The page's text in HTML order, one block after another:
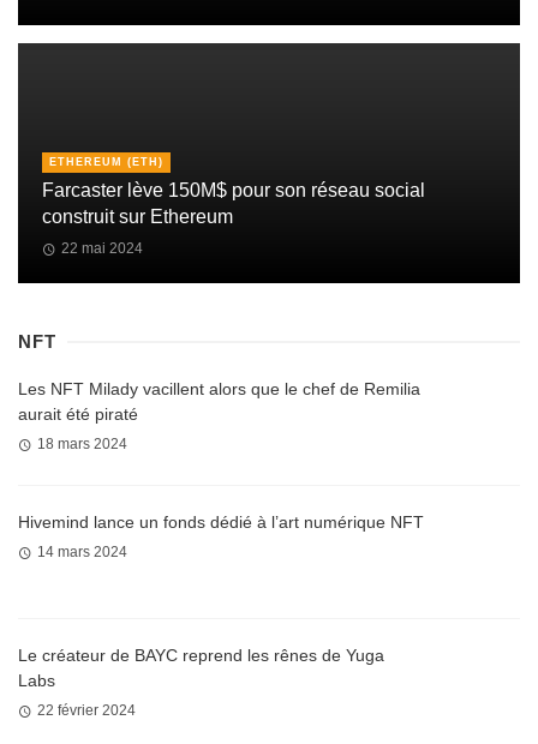
ETHEREUM (ETH)
Farcaster lève 150M$ pour son réseau social
construit sur Ethereum
22 mai 2024
NFT
Les NFT Milady vacillent alors que le chef de Remilia
aurait été piraté
18 mars 2024
Hivemind lance un fonds dédié à l’art numérique NFT
14 mars 2024
Le créateur de BAYC reprend les rênes de Yuga
Labs
22 février 2024